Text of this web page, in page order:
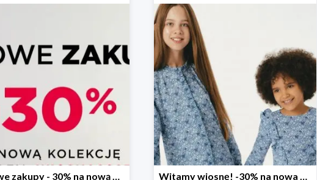
Stylowe zakupy - 30% na nową kolekcję Witamy wiosnę! -30% na nowa kolekcję